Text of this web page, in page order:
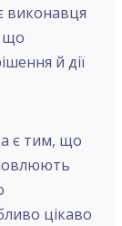
виконавця
що
й дії
є тим, що
цікаво